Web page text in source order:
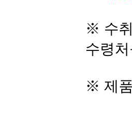
※ 수
수령
※ 제